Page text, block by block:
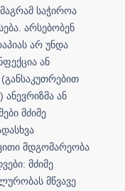
საჭიროა
არსებობენ
არ უნდა
ან
ან
მძიმე
მდგომარეობა
მძიმე
მწვავე